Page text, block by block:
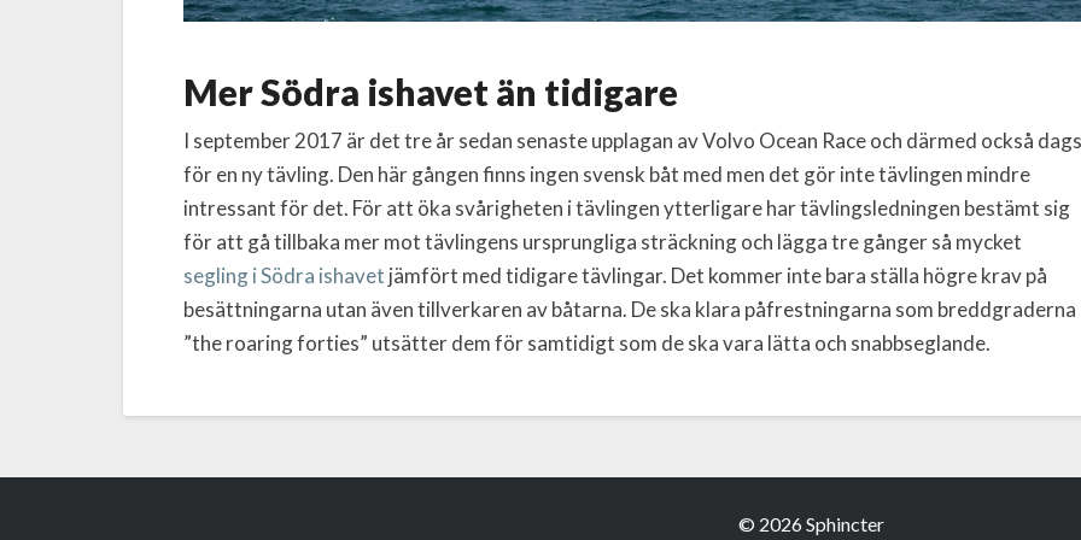
Mer Södra ishavet än tidigare
I september 2017 är det tre år sedan senaste upplagan av Volvo Ocean Race och därmed också dags
för en ny tävling. Den här gången finns ingen svensk båt med men det gör inte tävlingen mindre
intressant för det. För att öka svårigheten i tävlingen ytterligare har tävlingsledningen bestämt sig
för att gå tillbaka mer mot tävlingens ursprungliga sträckning och lägga tre gånger så mycket
segling i Södra ishavet jämfört med tidigare tävlingar. Det kommer inte bara ställa högre krav på
besättningarna utan även tillverkaren av båtarna. De ska klara påfrestningarna som breddgraderna
”the roaring forties” utsätter dem för samtidigt som de ska vara lätta och snabbseglande.
© 2026 Sphincter